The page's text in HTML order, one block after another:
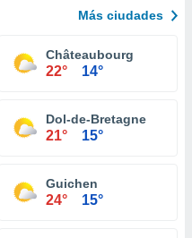
Más ciudades
Châteaubourg
22° 14°
Dol-de-Bretagne
21° 15°
Guichen
24° 15°